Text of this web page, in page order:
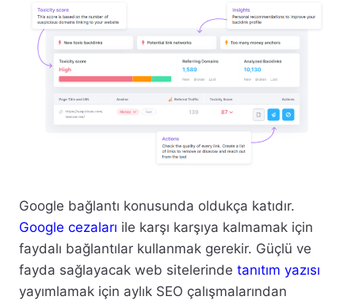
Google bağlantı konusunda oldukça katıdır.
Google cezaları ile karşı karşıya kalmamak için
faydalı bağlantılar kullanmak gerekir. Güçlü ve
fayda sağlayacak web sitelerinde tanıtım yazısı
yayımlamak için aylık SEO çalışmalarından